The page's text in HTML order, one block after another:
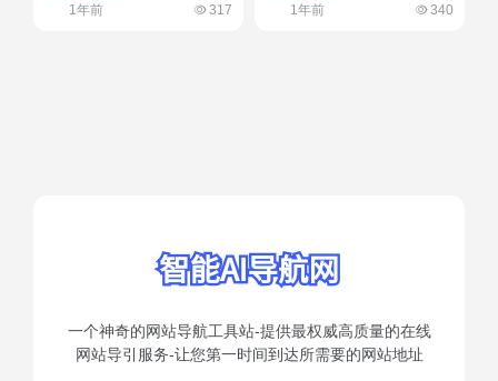
1年前 317 1年前 340
一个神奇的网站导航工具站-提供最权威高质量的在线
网站导引服务-让您第一时间到达所需要的网站地址